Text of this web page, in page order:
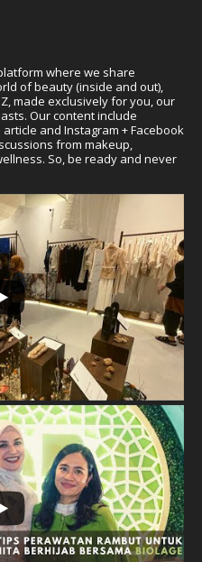
where we share
of beauty (inside and out),
made exclusively for you, our
Our content include
and Instagram + Facebook
from makeup,
So, be ready and never